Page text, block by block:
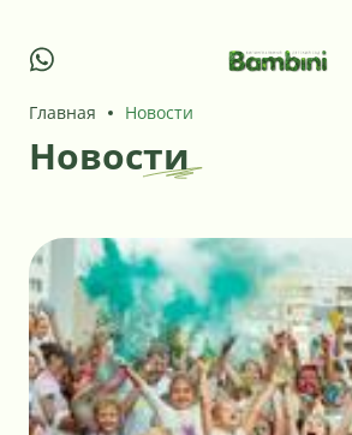
Новости
Главная Новости